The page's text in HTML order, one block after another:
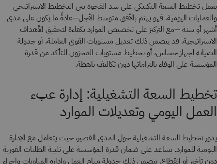
يعمل تخطيط السعة التكتيكي على سد الفجوة بين التخطيط الاستراتيجي
والعمليات اليومية. فهو يهتم بالأفق متوسط الأجل—عادةً ما يكون على مدى
أشهر أو سنة —مع التركيز على تخصيص الموارد بكفاءة لتحقيق الأهداف
الاستراتيجية. قد يتضمن ذلك تعديل مستويات القوى العاملة، أو جدولة
الصيانة لجهاز حساس، أو تخطيط مستويات المخزون للتأكد من قدرة
المؤسسة على الوفاء بالتزاماتها دون تكاليف باهظة.
تخطيط السعة التشغيلية: إدارة عبء
العمل اليومي وتعديلات الموارد
يدور تخطيط السعة التشغيلية حول المدى القصير، حيث يتعامل مع الإدارة
اليومية للموارد. يساعد على ضمان قدرة المؤسسة على تلبية الطلبات الفورية
دون تأخير أو انقطاع. يتضمن ذلك جدولة مهام العمل وإدارة المناوبات وإجراء